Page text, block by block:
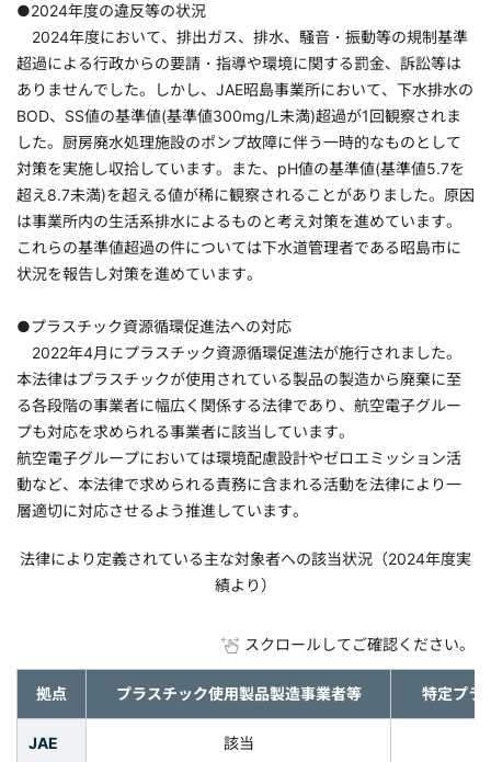
●2024年度の違反等の状況
2024年度において、排出ガス、排水、騒音・振動等の規制基準
超過による行政からの要請・指導や環境に関する罰金、訴訟等は
ありませんでした。しかし、JAE昭島事業所において、下水排水の
BOD、SS値の基準値(基準値300mg/L未満)超過が1回観察されま
した。厨房廃水処理施設のポンプ故障に伴う一時的なものとして
対策を実施し収拾しています。また、pH値の基準値(基準値5.7を
超え8.7未満)を超える値が稀に観察されることがありました。原因
は事業所内の生活系排水によるものと考え対策を進めています。
これらの基準値超過の件については下水道管理者である昭島市に
状況を報告し対策を進めています。
●プラスチック資源循環促進法への対応
2022年4月にプラスチック資源循環促進法が施行されました。
本法律はプラスチックが使用されている製品の製造から廃棄に至
る各段階の事業者に幅広く関係する法律であり、航空電子グルー
プも対応を求められる事業者に該当しています。
航空電子グループにおいては環境配慮設計やゼロエミッション活
動など、本法律で求められる責務に含まれる活動を法律により一
層適切に対応させるよう推進しています。
法律により定義されている主な対象者への該当状況（2024年度実
績より）
スクロールしてご確認ください。
拠点 プラスチック使用製品製造事業者等 特定プラ
JAE 該当